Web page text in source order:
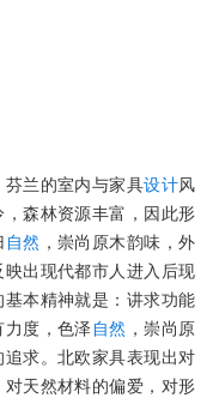
兰的室内与家具设计风
森林资源丰富，因此形
自然 ，崇尚原木韵味，外
映出现代都市人进入后现
本精神就是：讲求功能
力度，色泽自然 ，崇尚原
追求。北欧家具表现出对
天然材料的偏爱，对形